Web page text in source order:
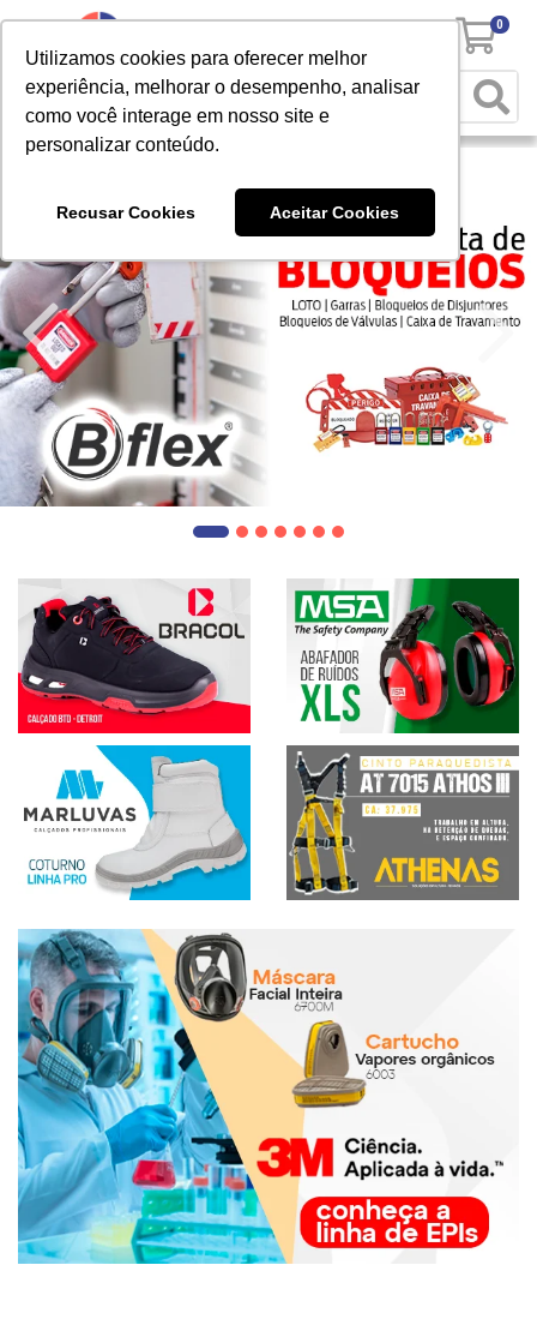
Utilizamos cookies para oferecer melhor
experiência, melhorar o desempenho, analisar
como você interage em nosso site e
personalizar conteúdo.
Recusar Cookies Aceitar Cookies
0